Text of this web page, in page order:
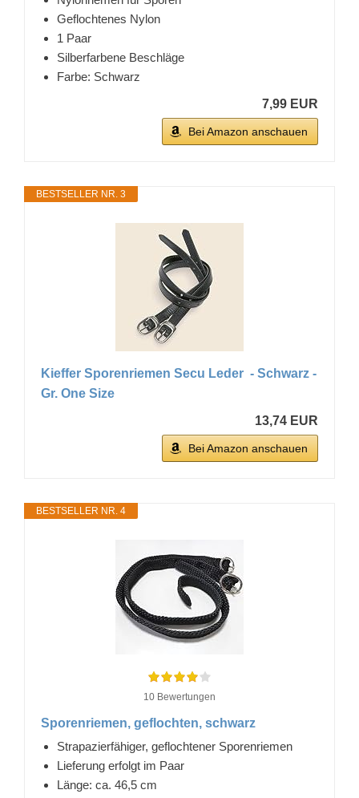
Geflochtenes Nylon
1 Paar
Silberfarbene Beschläge
Farbe: Schwarz
7,99 EUR
Bei Amazon anschauen
BESTSELLER NR. 3
Kieffer Sporenriemen Secu Leder - Schwarz -
Gr. One Size
13,74 EUR
Bei Amazon anschauen
BESTSELLER NR. 4
10 Bewertungen
Sporenriemen, geflochten, schwarz
Strapazierfähiger, geflochtener Sporenriemen
Lieferung erfolgt im Paar
Länge: ca. 46,5 cm